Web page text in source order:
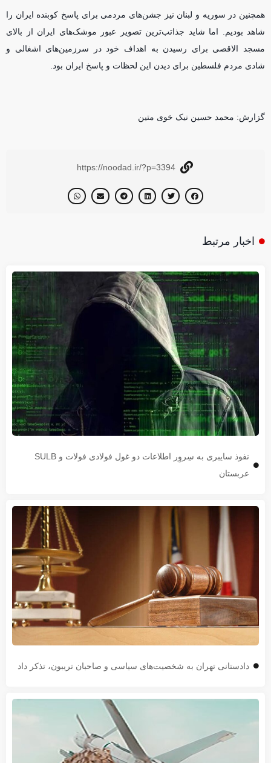
همچنین در سوریه و لبنان نیز جشن‌های مردمی برای پاسخ کوبنده ایران را
شاهد بودیم. اما شاید جذاتب‌ترین تصویر عبور موشک‌های ایران از بالای
مسجد الاقصی برای رسیدن به اهداف خود در سرزمین‌های اشغالی و
شادی مردم فلسطین برای دیدن این لحظات و پاسخ ایران بود.
گزارش: محمد حسین نیک خوی متین
https://noodad.ir/?p=3394
اخبار مرتبط
نفوذ سایبری به سِروِر اطلاعات دو غول فولادی فولات و SULB
عربستان
دادستانی تهران به شخصیت‌های سیاسی و صاحبان تریبون، تذکر داد